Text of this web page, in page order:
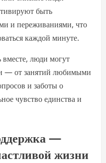
быть
и переживаниями, что
каждой минуте.
вместе, люди могут
— от занятий любимыми
и заботы о
чувство единства и
—
жизни